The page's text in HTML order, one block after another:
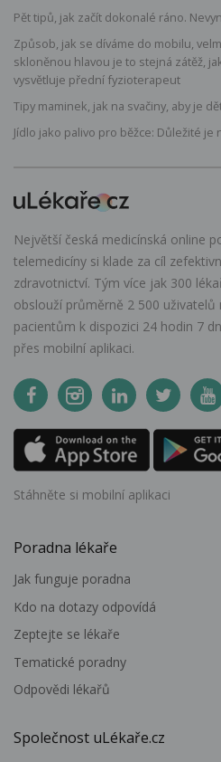
Pět tipů, jak začít dokonalé ráno.
Způsob, jak se díváme do mobilu,
skloněnou hlavou je to stejná zátěž,
vysvětluje přední fyzioterapeut
Tipy maminek, jak na svačiny, aby je
Jídlo jako palivo pro běžce: Důležité
Největší česká medicínská online
telemedicíny si klade za cíl
zdravotnictví. Tým více jak 300
obslouží průměrně 2 500 uživatelů
pacientům k dispozici 24 hodin 7
přes mobilní aplikaci.
Stáhněte si mobilní aplikaci
Poradna lékaře
Jak funguje poradna
Kdo na dotazy odpovídá
Zeptejte se lékaře
Tematické poradny
Odpovědi lékařů
Společnost uLékaře.cz